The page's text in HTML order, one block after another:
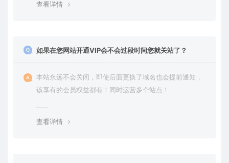
查看详情
如果在您网站开通VIP会不会过段时间您就关站了？
本站永远不会关闭，即使后面更换了域名也会提前通知，
该享有的会员权益都有！同时运营多个站点！
查看详情